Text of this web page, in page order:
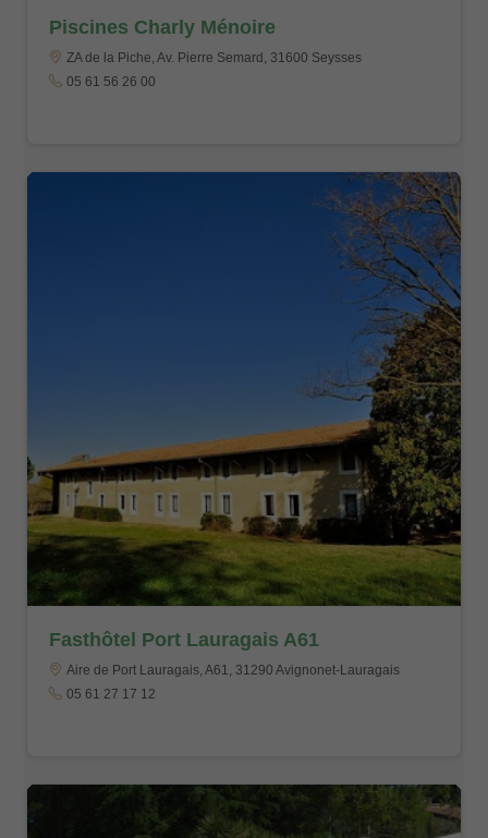
Piscines Charly Ménoire
ZA de la Piche, Av. Pierre Semard, 31600 Seysses
05 61 56 26 00
Fasthôtel Port Lauragais A61
Aire de Port Lauragais, A61, 31290 Avignonet-Lauragais
05 61 27 17 12